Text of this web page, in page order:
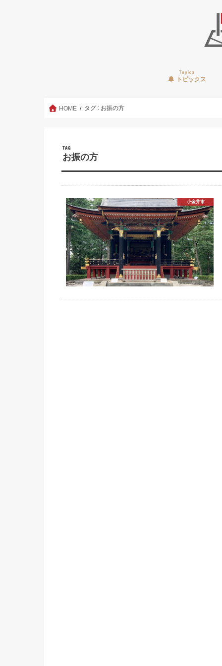
Topics
トピックス
HOME タグ : お振の方
TAG
お振の方
小金井市